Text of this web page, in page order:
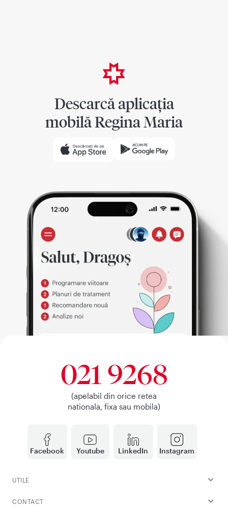
Descarcă aplicația
mobilă Regina Maria
Facebook Youtube LinkedIn Instagram
021 9268
(apelabil din orice retea
nationala, fixa sau mobila)
UTILE
CONTACT